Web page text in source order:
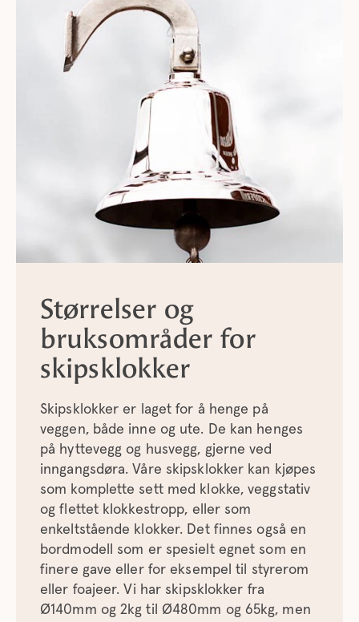
Størrelser og
bruksområder for
skipsklokker
Skipsklokker er laget for å henge på
veggen, både inne og ute. De kan henges
på hyttevegg og husvegg, gjerne ved
inngangsdøra. Våre skipsklokker kan kjøpes
som komplette sett med klokke, veggstativ
og flettet klokkestropp, eller som
enkeltstående klokker. Det finnes også en
bordmodell som er spesielt egnet som en
finere gave eller for eksempel til styrerom
eller foajeer. Vi har skipsklokker fra
Ø140mm og 2kg til Ø480mm og 65kg, men